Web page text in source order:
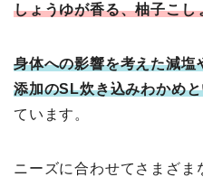
しょうゆが香る、柚子こし
身体への影響を考えた減塩
添加のSL炊き込みわかめ
ています。
ニーズに合わせてさまざま